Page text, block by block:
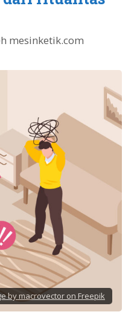
mesinketik.com
by macrovector on Freepik